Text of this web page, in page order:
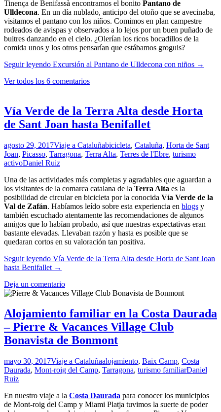
Tinença de Benifassà encontramos el bonito Pantano de
Ulldecona. En un día nublado, anticipo del otoño que se avecinaba,
visitamos el pantano con los niños. Comimos en plan campestre
rodeados de avispas y observados a lo lejos por un buen puñado de
buitres danzando en el cielo. ¿Olerían los ricos bocadillos de la
comida unos y los otros pensarían que estábamos groguis?
Seguir leyendo Excursión al Pantano de Ulldecona con niños →
Ver todos los 6 comentarios
Vía Verde de la Terra Alta desde Horta
de Sant Joan hasta Benifallet
agosto 29, 2017Viaje a Cataluñabicicleta, Cataluña, Horta de Sant
Joan, Picasso, Tarragona, Terra Alta, Terres de l'Ebre, turismo
activoDaniel Ruiz
Una de las actividades más completas y agradables que aguardan a
los visitantes de la comarca catalana de la Terra Alta es la
posibilidad de circular en bicicleta por la conocida Vía Verde de la
Val de Zafán. Habíamos leído sobre esta experiencia en blogs y
también escuchado atentamente las recomendaciones de algunos
amigos que lo habían probado, así que nuestras expectativas eran
bastante elevadas. Llevaban razón y hasta es posible que se
quedaran cortos en su valoración tan positiva.
Seguir leyendo Vía Verde de la Terra Alta desde Horta de Sant Joan
hasta Benifallet →
Deja un comentario
Alojamiento familiar en la Costa Daurada
– Pierre & Vacances Village Club
Bonavista de Bonmont
mayo 30, 2017Viaje a Cataluñaalojamiento, Baix Camp, Costa
Daurada, Mont-roig del Camp, Tarragona, turismo familiarDaniel
Ruiz
En nuestro viaje a la Costa Daurada para conocer los municipios
de Mont-roig del Camp y Miami Platja tuvimos la suerte de poder